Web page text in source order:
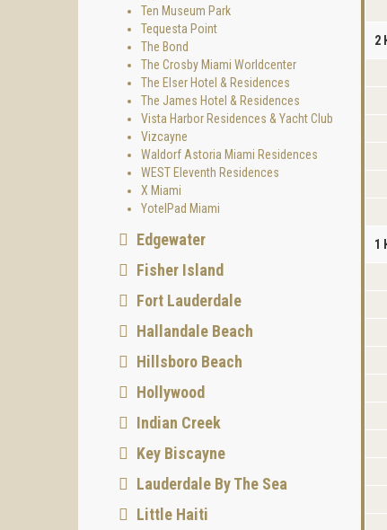
2
1
Ten Museum Park
Tequesta Point
The Bond
The Crosby Miami Worldcenter
The Elser Hotel & Residences
The James Hotel & Residences
Vista Harbor Residences & Yacht Club
Vizcayne
Waldorf Astoria Miami Residences
WEST Eleventh Residences
X Miami
YotelPad Miami
Edgewater
Fisher Island
Fort Lauderdale
Hallandale Beach
Hillsboro Beach
Hollywood
Indian Creek
Key Biscayne
Lauderdale By The Sea
Little Haiti